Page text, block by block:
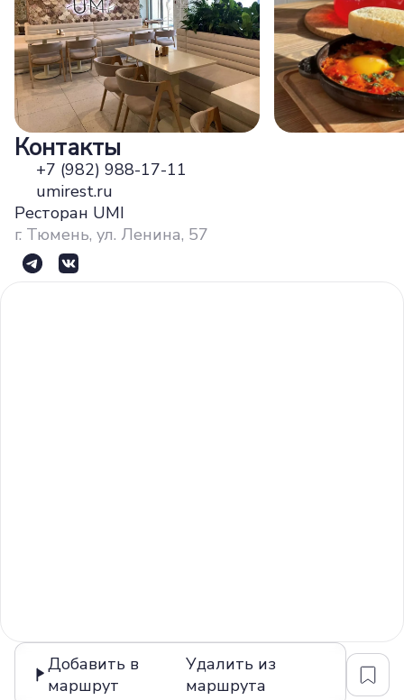
Контакты
+7 (982) 988-17-11
umirest.ru
Ресторан UMI
г. Тюмень, ул. Ленина, 57
Добавить в
маршрут
Удалить из
маршрута